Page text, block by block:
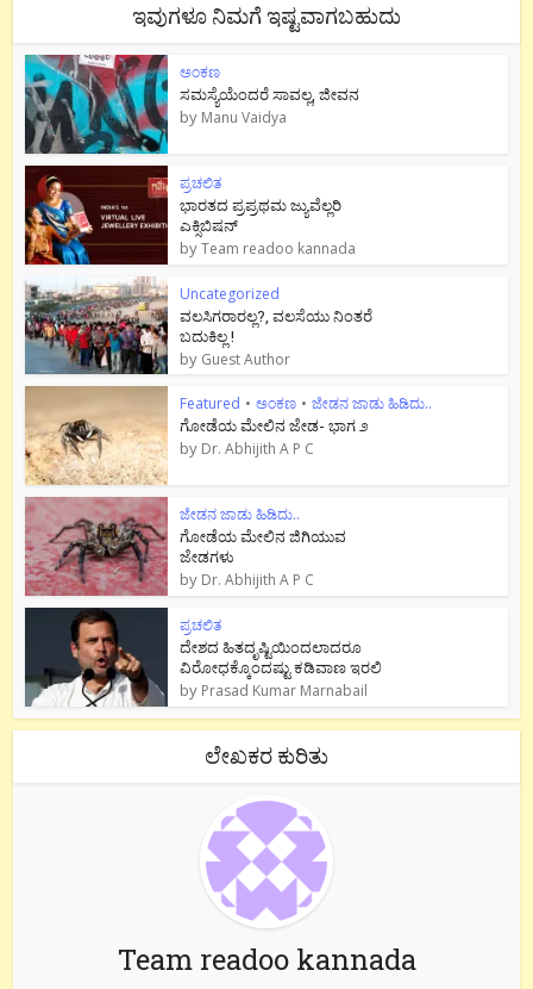
ಇವುಗಳೂ ನಿಮಗೆ ಇಷ್ಟವಾಗಬಹುದು
ಅಂಕಣ
ಸಮಸ್ಯೆಯೆಂದರೆ ಸಾವಲ್ಲ, ಜೀವನ
by Manu Vaidya
ಪ್ರಚಲಿತ
ಭಾರತದ ಪ್ರಪ್ರಥಮ ಜ್ಯುವೆಲ್ಲರಿ
ಎಕ್ಸಿಬಿಷನ್
byTeam readoo kannada
Uncategorized
ವಲಸಿಗರಾರಲ್ಲ?, ವಲಸೆಯು ನಿಂತರೆ
ಬದುಕಿಲ್ಲ !
by Guest Author
Featured • ಅಂಕಣ • ಜೇಡನ ಜಾಡು ಹಿಡಿದು..
ಗೋಡೆಯ ಮೇಲಿನ ಜೇಡ- ಭಾಗ ೨
by Dr. Abhijith A P C
ಜೇಡನ ಜಾಡು ಹಿಡಿದು..
ಗೋಡೆಯ ಮೇಲಿನ ಜಿಗಿಯುವ
ಜೇಡಗಳು
by Dr. Abhijith A P C
ಪ್ರಚಲಿತ
ದೇಶದ ಹಿತದೃಷ್ಟಿಯಿಂದಲಾದರೂ
ವಿರೋಧಕ್ಕೊಂದಷ್ಟು ಕಡಿವಾಣ ಇರಲಿ
by Prasad Kumar Marnabail
ಲೇಖಕರ ಕುರಿತು
Team readoo kannada